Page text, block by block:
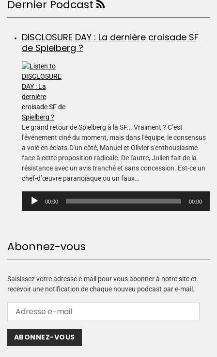
Dernier Podcast
DISCLOSURE DAY : La dernière croisade SF
de Spielberg ?
Le grand retour de Spielberg à la SF... Vraiment ? C’est
l'événement ciné du moment, mais dans l'équipe, le consensus
a volé en éclats.D'un côté, Manuel et Olivier s'enthousiasme
face à cette proposition radicale. De l'autre, Julien fait de la
résistance avec un avis tranché et sans concession. Est-ce un
chef-d’œuvre paranoïaque ou un faux…
u
u
d
o
00:00 00:00
Abonnez-vous
Saisissez votre adresse e-mail pour vous abonner à notre site et
recevoir une notification de chaque nouveu podcast par e-mail.
ABONNEZ-VOUS